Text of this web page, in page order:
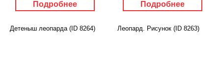
Подробнее Подробнее
Детеныш леопарда (ID 8264) Леопард. Рисунок (ID 8263)